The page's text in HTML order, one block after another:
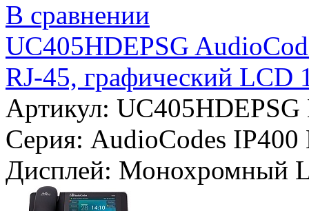
В сравнении
UC405HDEPSG
RJ-45, графический LCD
Артикул: UC405HDEPSG
Серия: AudioCodes IP400
Дисплей: Монохромный